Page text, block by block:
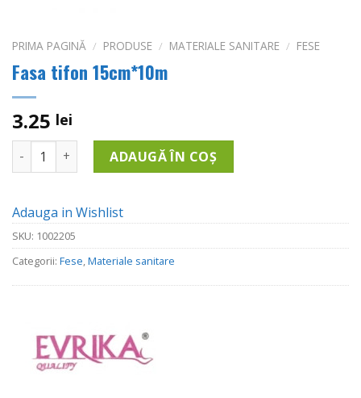
PRIMA PAGINĂ / PRODUSE / MATERIALE SANITARE / FESE
Fasa tifon 15cm*10m
3.25 lei
Cantitate Fasa tifon 15cm*10m
ADAUGĂ ÎN COȘ
Adauga in Wishlist
SKU: 1002205
Categorii: Fese,Materiale sanitare